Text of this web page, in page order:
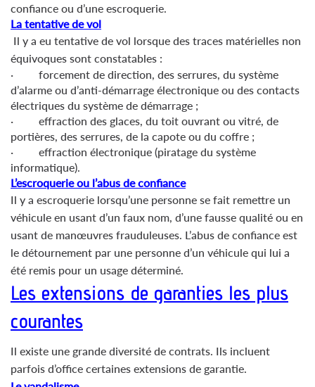
confiance ou d’une escroquerie.
La tentative de vol
Il y a eu tentative de vol lorsque des traces matérielles non
équivoques sont constatables :
· forcement de direction, des serrures, du système
d’alarme ou d’anti-démarrage électronique ou des contacts
électriques du système de démarrage ;
· effraction des glaces, du toit ouvrant ou vitré, de
portières, des serrures, de la capote ou du coffre ;
· effraction électronique (piratage du système
informatique).
L’escroquerie ou l’abus de confiance
Il y a escroquerie lorsqu’une personne se fait remettre un
véhicule en usant d’un faux nom, d’une fausse qualité ou en
usant de manœuvres frauduleuses. L’abus de confiance est
le détournement par une personne d’un véhicule qui lui a
été remis pour un usage déterminé.
Les extensions de garanties les plus
courantes
Il existe une grande diversité de contrats. Ils incluent
parfois d’office certaines extensions de garantie.